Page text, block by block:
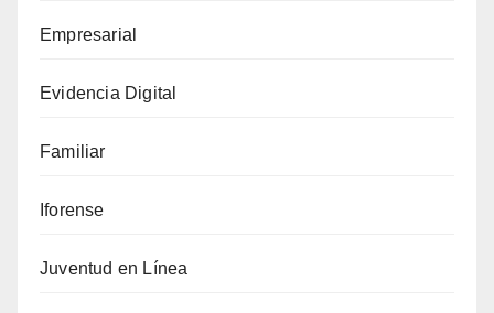
Empresarial
Evidencia Digital
Familiar
Iforense
Juventud en Línea